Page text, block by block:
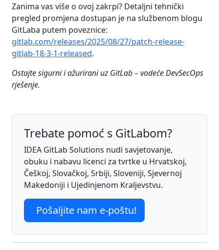
Zanima vas više o ovoj zakrpi? Detaljni tehnički
pregled promjena dostupan je na službenom blogu
GitLaba putem poveznice:
gitlab.com/releases/2025/08/27/patch-release-
gitlab-18-3-1-released.
Ostajte sigurni i ažurirani uz GitLab – vodeće DevSecOps
rješenje.
Trebate pomoć s GitLabom?
IDEA GitLab Solutions nudi savjetovanje,
obuku i nabavu licenci za tvrtke u Hrvatskoj,
Češkoj, Slovačkoj, Srbiji, Sloveniji, Sjevernoj
Makedoniji i Ujedinjenom Kraljevstvu.
Pošaljite nam e-poštu!